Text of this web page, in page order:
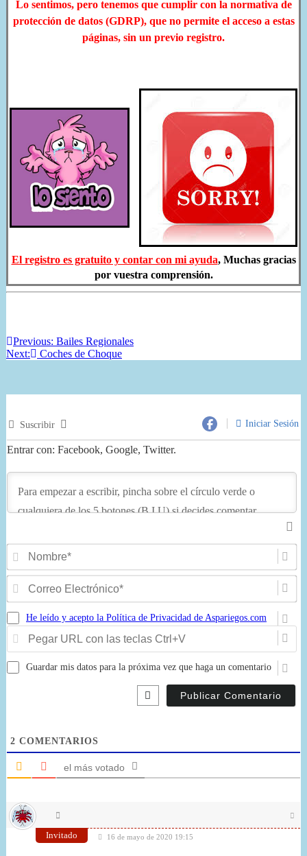
Lo sentimos, pero tenemos que cumplir con la normativa de
protección de datos (GDRP), que no permite el acceso a estas
páginas, sin un previo registro.
El registro es gratuito y contar con mi ayuda, Muchas gracias
por vuestra comprensión.
Previous: Bailes Regionales
Next:
Coches de Choque
Suscribir Iniciar Sesión
Entrar con: Facebook, Google, Twitter.
He leído y acepto la Política de Privacidad de Aspariegos.com
Guardar mis datos para la próxima vez que haga un comentario
2 COMENTARIOS
el más votado
Invitado 16 de mayo de 2020 19:15